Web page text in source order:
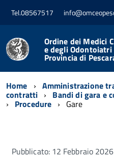
Tel.08567517
Ordine dei Medici
e degli Odontoiatri
Provincia di
Home Amministrazione
contratti Bandi di gara e
Procedure Gare
Pubblicato: 12 Febbraio 2026